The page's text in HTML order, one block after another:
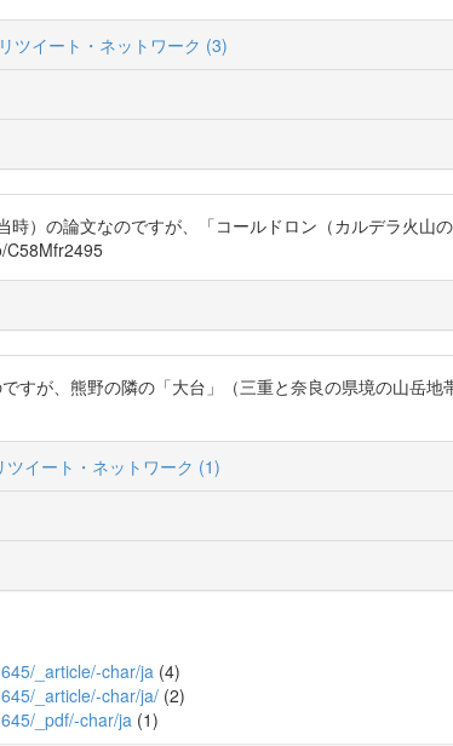
リツイート・ネットワーク (3)
）の論文なのですが、「コールドロン（カルデラ火山
C58Mfr2495
すが、熊野の隣の「大台」（三重と奈良の県境の山岳地
ツイート・ネットワーク (1)
_article/-char/ja (4)
_article/-char/ja/ (2)
_pdf/-char/ja (1)